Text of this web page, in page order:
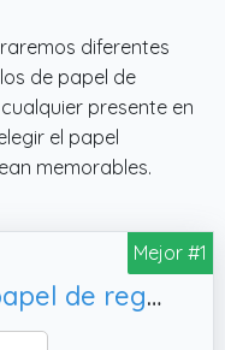
diferentes
de papel de
presente en
el papel
memorables.
Mejor #1
PARENCE.- Rollo de papel de regalo / 2mx70cm - moderna de gran ancho - Patrón aleatorio (descubre tu rollo en recepción)